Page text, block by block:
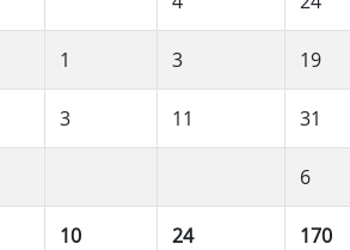
1 3 19
3 11 31
6
10 24 170